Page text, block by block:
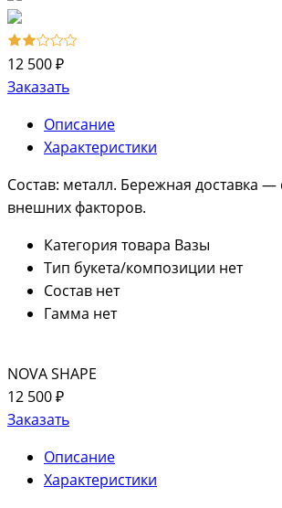
12 500 ₽
Заказать
Описание
Характеристики
Состав: металл. Бережная доставка —
внешних факторов.
Категория товара Вазы
Тип букета/композиции нет
Состав нет
Гамма нет
NOVA SHAPE
12 500 ₽
Заказать
Описание
Характеристики